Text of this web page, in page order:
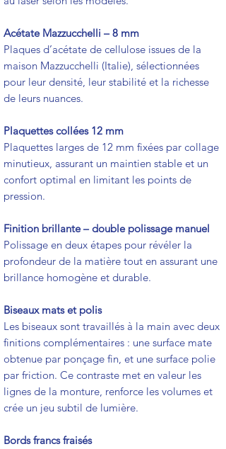
Acétate Mazzucchelli – 8 mm
Plaques d’acétate de cellulose issues de la
maison Mazzucchelli (Italie), sélectionnées
pour leur densité, leur stabilité et la richesse
de leurs nuances.
Plaquettes collées 12 mm
Plaquettes larges de 12 mm fixées par collage
minutieux, assurant un maintien stable et un
confort optimal en limitant les points de
pression.
Finition brillante – double polissage manuel
Polissage en deux étapes pour révéler la
profondeur de la matière tout en assurant une
brillance homogène et durable.
Biseaux mats et polis
Les biseaux sont travaillés à la main avec deux
finitions complémentaires : une surface mate
obtenue par ponçage fin, et une surface polie
par friction. Ce contraste met en valeur les
lignes de la monture, renforce les volumes et
crée un jeu subtil de lumière.
Bords francs fraisés